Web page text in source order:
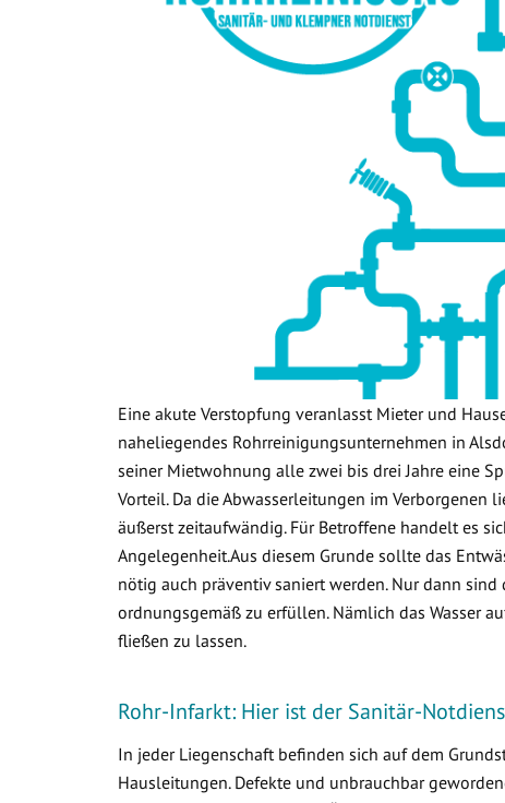
Eine akute Verstopfung veranlasst Mieter und
naheliegendes Rohrreinigungsunternehmen in
seiner Mietwohnung alle zwei bis drei Jahre eine
Vorteil. Da die Abwasserleitungen im Verborgenen
äußerst zeitaufwändig. Für Betroffene handelt es
Angelegenheit.Aus diesem Grunde sollte das
nötig auch präventiv saniert werden. Nur dann
ordnungsgemäß zu erfüllen. Nämlich das Wasser
fließen zu lassen.
Rohr-Infarkt: Hier ist der Sanitär-
In jeder Liegenschaft befinden sich auf dem
Hausleitungen. Defekte und unbrauchbar